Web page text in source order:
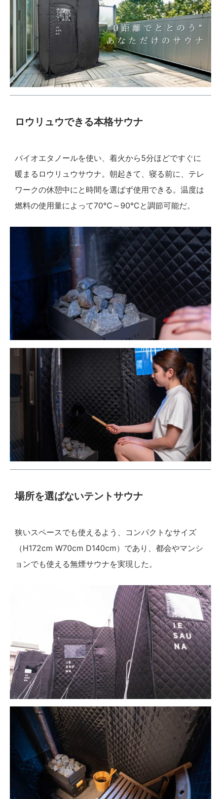
ロウリュウできる本格サウナ
バイオエタノールを使い、着火から5分ほどですぐに
暖まるロウリュウサウナ。朝起きて、寝る前に、テレ
ワークの休憩中にと時間を選ばず使用できる。温度は
燃料の使用量によって70℃～90℃と調節可能だ。
場所を選ばないテントサウナ
狭いスペースでも使えるよう、コンパクトなサイズ
（H172cm W70cm D140cm）であり、都会やマンシ
ョンでも使える無煙サウナを実現した。